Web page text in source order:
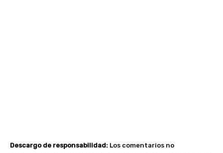
Descargo de responsabilidad: Los comentarios no